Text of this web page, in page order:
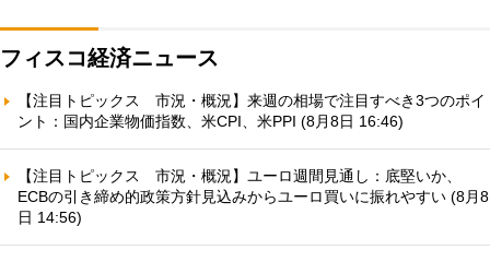
フィスコ経済ニュース
【注目トピックス 市況・概況】来週の相場で注目すべき3つのポイ
ント：国内企業物価指数、米CPI、米PPI (8月8日 16:46)
【注目トピックス 市況・概況】ユーロ週間見通し：底堅いか、
ECBの引き締め的政策方針見込みからユーロ買いに振れやすい (8月8
日 14:56)